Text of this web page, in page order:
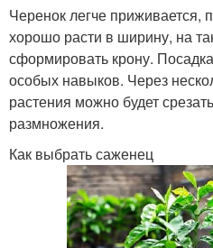
Черенок легче приживается,
хорошо расти в ширину, на
сформировать крону.
особых навыков. Через
растения можно будет
размножения.
Как выбрать саженец